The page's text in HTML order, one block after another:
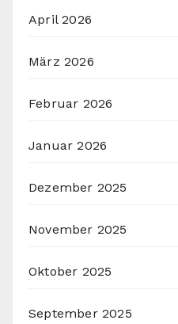
April 2026
März 2026
Februar 2026
Januar 2026
Dezember 2025
November 2025
Oktober 2025
September 2025